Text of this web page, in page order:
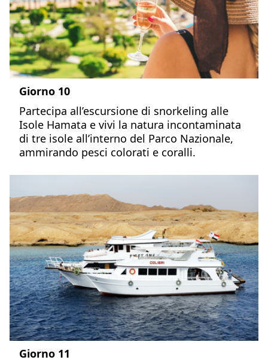
Giorno 10
Partecipa all’escursione di snorkeling alle
Isole Hamata e vivi la natura incontaminata
di tre isole all’interno del Parco Nazionale,
ammirando pesci colorati e coralli.
Giorno 11